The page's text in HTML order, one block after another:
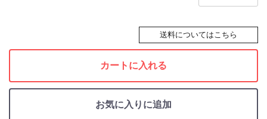
送料についてはこちら
カートに入れる
お気に入りに追加